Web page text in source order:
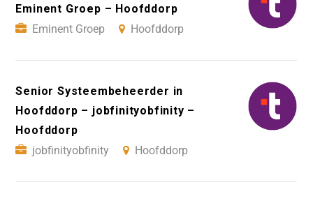
Eminent Groep – Hoofddorp
Eminent Groep
Hoofddorp
Senior Systeembeheerder in
Hoofddorp – jobfinityobfinity –
Hoofddorp
jobfinityobfinity
Hoofddorp